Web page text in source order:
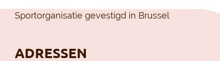
Sportorganisatie gevestigd in Brussel
ADRESSEN